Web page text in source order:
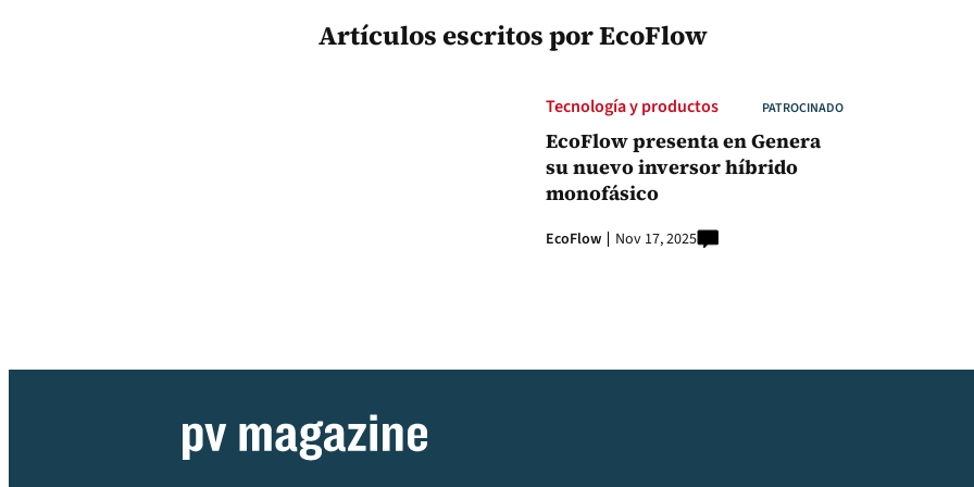
Artículos escritos por EcoFlow
Tecnología y productos PATROCINADO
EcoFlow presenta en Genera
su nuevo inversor híbrido
monofásico
EcoFlow Nov 17, 2025